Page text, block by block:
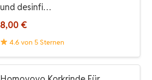
und desinfi…
8,00 €
4.6 von 5 Sternen